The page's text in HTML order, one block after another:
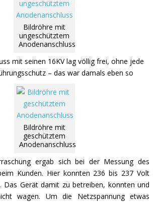
Bildröhre mit
ungeschütztem
Anodenanschluss
mit seinen 16KV lag völlig frei, ohne jede
– das war damals eben so
Bildröhre mit
geschütztem
Anodenanschluss
ergab sich bei der Messung des
Kunden. Hier konnten 236 bis 237 Volt
Das Gerät damit zu betreiben, konnten und
wagen. Um die Netzspannung etwas